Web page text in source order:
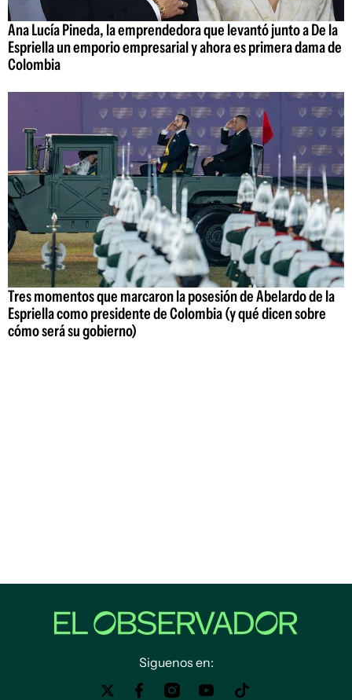
Ana Lucía Pineda, la emprendedora que levantó junto a De la
Espriella un emporio empresarial y ahora es primera dama de
Colombia
Tres momentos que marcaron la posesión de Abelardo de la
Espriella como presidente de Colombia (y qué dicen sobre
cómo será su gobierno)
Siguenos en: